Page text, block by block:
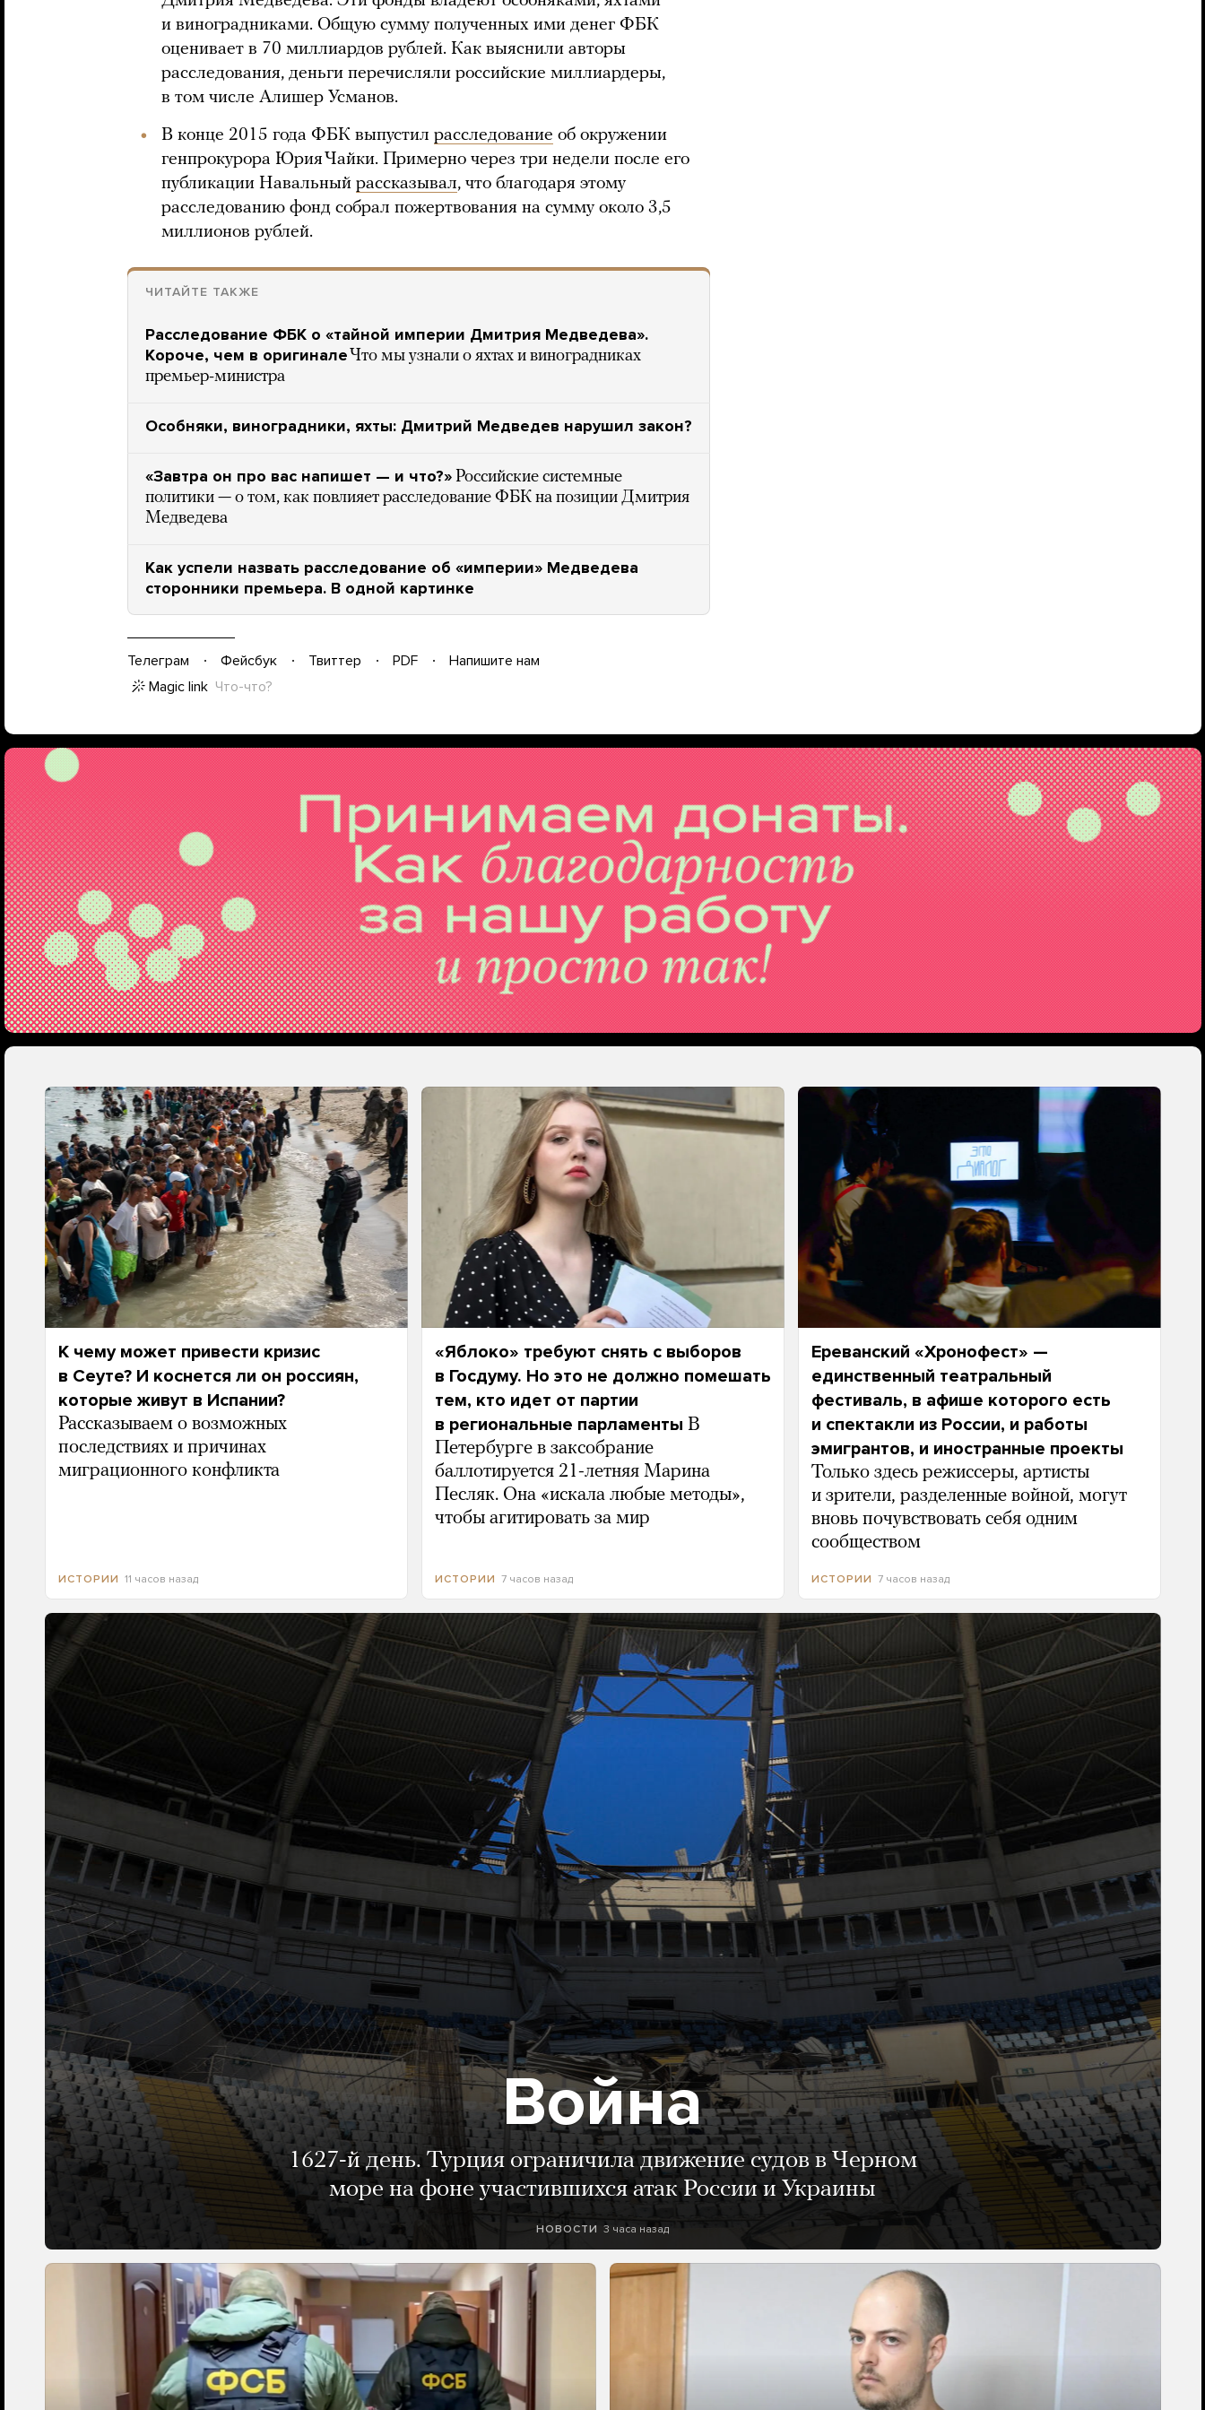
и виноградниками. Общую сумму полученных ими денег ФБК
оценивает в 70 миллиардов рублей. Как выяснили авторы
расследования, деньги перечисляли российские миллиардеры,
в том числе Алишер Усманов.
В конце 2015 года ФБК выпустил расследование об окружении
генпрокурора Юрия Чайки. Примерно через три недели после его
публикации Навальный рассказывал, что благодаря этому
расследованию фонд собрал пожертвования на сумму около 3,5
миллионов рублей.
ЧИТАЙТЕ ТАКЖЕ
Расследование ФБК о «тайной империи Дмитрия Медведева».
Короче, чем в оригинале Что мы узнали о яхтах и виноградниках
премьер-министра
Особняки, виноградники, яхты: Дмитрий Медведев нарушил закон?
«Завтра он про вас напишет — и что?» Российские системные
политики — о том, как повлияет расследование ФБК на позиции Дмитрия
Медведева
Как успели назвать расследование об «империи» Медведева
сторонники премьера. В одной картинке
Телеграм Фейсбук Твиттер PDF
Напишите нам
Magic link Что-что?
К чему может привести кризис
в Сеуте? И коснется ли он россиян,
которые живут в Испании?
Рассказываем о возможных
последствиях и причинах
миграционного конфликта
ИСТОРИИ 11 часов назад
«Яблоко» требуют снять с выборов
в Госдуму. Но это не должно помешать
тем, кто идет от партии
в региональные парламенты В
Петербурге в заксобрание
баллотируется 21-летняя Марина
Песляк. Она «искала любые методы»,
чтобы агитировать за мир
ИСТОРИИ 7 часов назад
Ереванский «Хронофест» —
единственный театральный
фестиваль, в афише которого есть
и спектакли из России, и работы
эмигрантов, и иностранные проекты
Только здесь режиссеры, артисты
и зрители, разделенные войной, могут
вновь почувствовать себя одним
сообществом
ИСТОРИИ 7 часов назад
Война
1627-й день. Турция ограничила движение судов в Черном
море на фоне участившихся атак России и Украины
НОВОСТИ 3 часа назад